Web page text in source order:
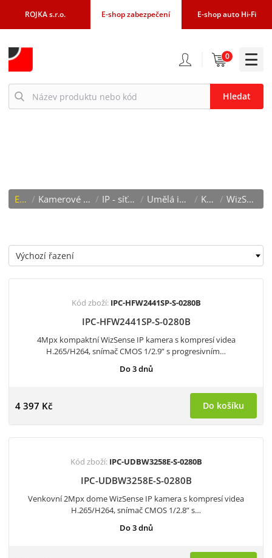
ROJKA s.r.o. E-shop zabezpečení E-shop auto Hi-Fi
Hledat
0
E-shop / Kamerové systémy - CCTV / IP - síťové Dahua / Umělá inteligence (AI) / Kamery / WizSense serie
Kód zboží: IPC-HFW2441SP-S-0280B
IPC-HFW2441SP-S-0280B
4Mpx kompaktní WizSense IP kamera s kompresí videa
H.265/H264, snímač CMOS 1/2.9” s progresivním…
Do 3 dnů
4 397 Kč Do košíku
Kód zboží: IPC-UDBW3258E-S-0280B
IPC-UDBW3258E-S-0280B
Venkovní 2Mpx dome WizSense IP kamera s kompresí videa
H.265/H264, snímač CMOS 1/2.8” s…
Do 3 dnů